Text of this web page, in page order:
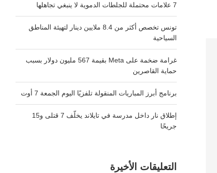
7 علامات محتملة للجلطات الدموية لا ينبغي تجاهلها
تونس تخصص أكثر من 8.4 ملايين دينار لتهيئة المناطق
السياحية
غرامة ضخمة على Meta بقيمة 567 مليون دولار بسبب
حماية القاصرين
برنامج أبرز المباريات المنقولة تلفزيًا اليوم الجمعة 7 أوت
إطلاق نار داخل مدرسة في تايلاند يخلّف 7 قتلى و15
جريحًا
التعليقات الأخيرة